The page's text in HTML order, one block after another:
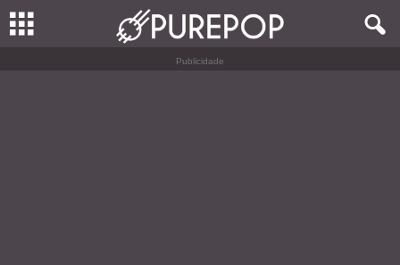
Publicidade